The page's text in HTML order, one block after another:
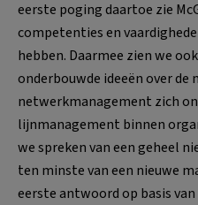
eerste poging daartoe zie
competenties en
hebben. Daarmee zien we
onderbouwde ideeën over de
netwerkmanagement zich
lijnmanagement binnen
we spreken van een geheel
ten minste van een nieuwe
eerste antwoord op basis